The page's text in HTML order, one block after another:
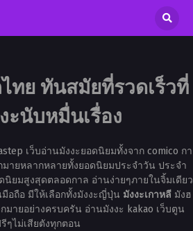
ทย ทันสมัยที่รวดเร็วที่
ะนับหมื่นเรื่อง
เว็บอ่านมังงะยอดนิยมทั้งจาก comico กา
มายหลากหลายทั้งยอดนิยมประจำวัน ประจำ
นิยมสูงสุดตลอดกาล อ่านง่ายๆภายในจิ้มเดียว
อถือ มีให้เลือกทั้งมังงะญี่ปุ่น มังงะเกาหลีมังฮ
มายอย่างครบครัน อ่านมังงะ kakao เว็บตูน
ๆไม่เสียตังทุกตอน